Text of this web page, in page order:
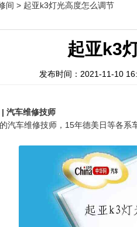
间 > 起亚k3灯光高度怎么调节
起亚k3
发布时间：2021-11-10
| 汽车维修技师